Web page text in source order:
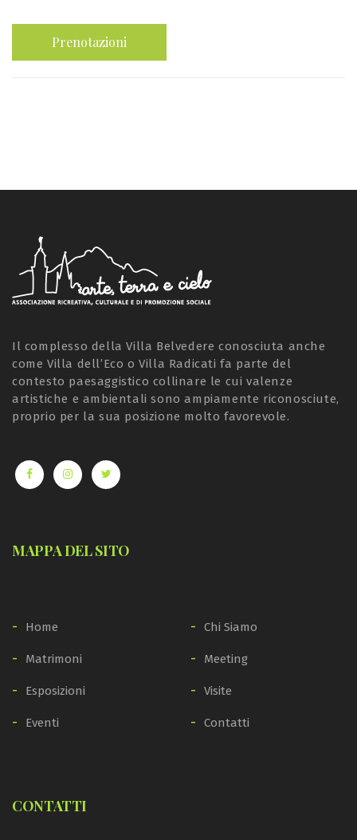
Prenotazioni
Il complesso della Villa Belvedere conosciuta anche
come Villa dell’Eco o Villa Radicati fa parte del
contesto paesaggistico collinare le cui valenze
artistiche e ambientali sono ampiamente riconosciute,
proprio per la sua posizione molto favorevole.
MAPPA DEL SITO
Home Chi Siamo
Matrimoni Meeting
Esposizioni Visite
Eventi Contatti
CONTATTI